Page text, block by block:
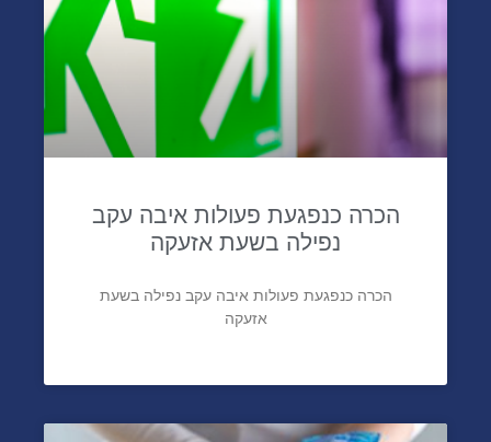
הכרה כנפגעת פעולות איבה עקב
נפילה בשעת אזעקה
הכרה כנפגעת פעולות איבה עקב נפילה בשעת
אזעקה